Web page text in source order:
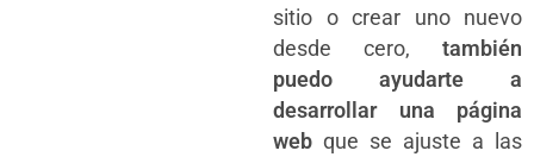
sitio o crear uno nuevo
desde cero, también
puedo ayudarte a
desarrollar una página
web que se ajuste a las